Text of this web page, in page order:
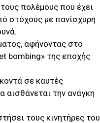
πολέμους που έχει
στόχους με πανίσχυρη
αφήνοντας στο
bombing» της εποχής
σε καυτές
αισθάνεται την ανάγκη
τους κινητήρες του